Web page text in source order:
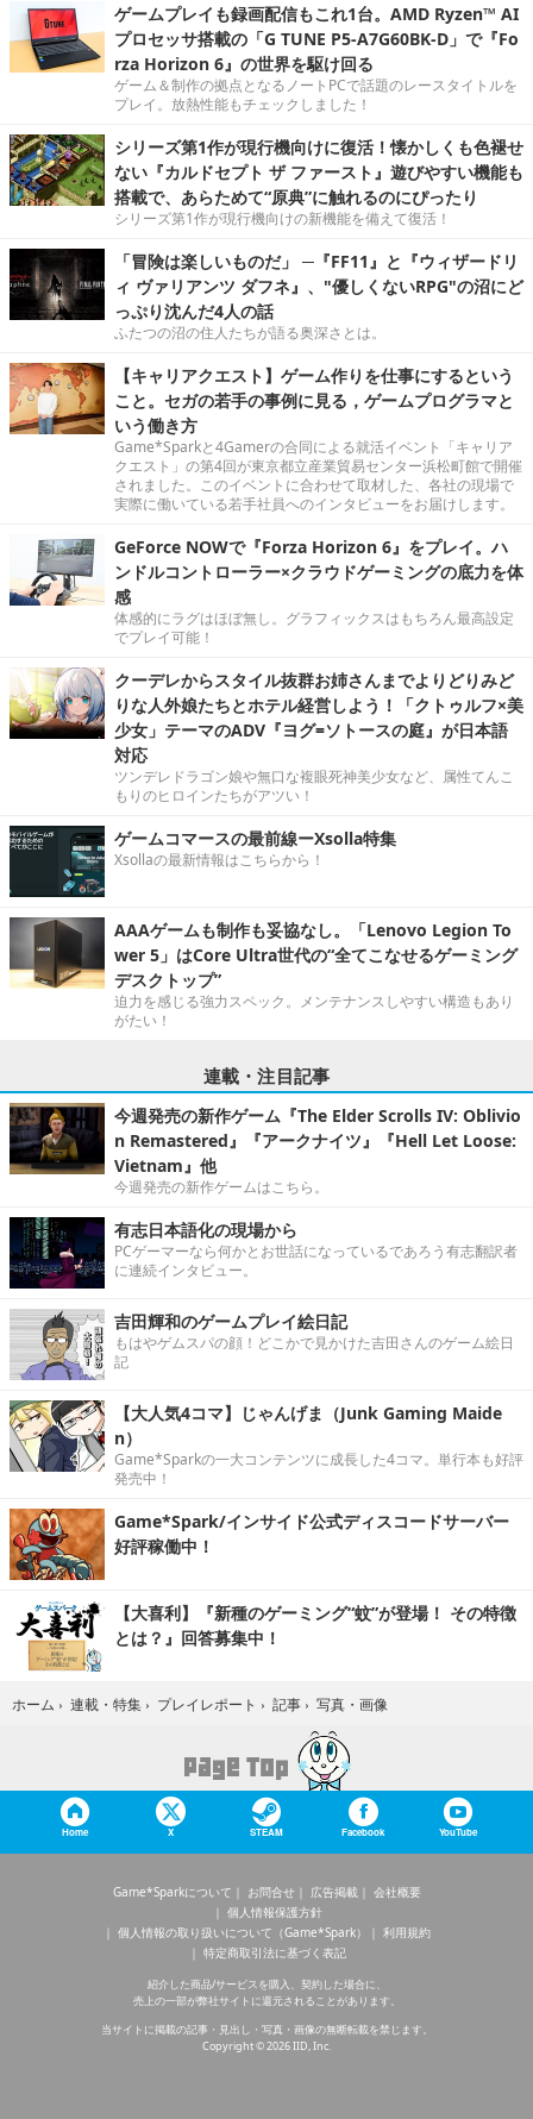
ゲームプレイも録画配信もこれ1台。AMD Ryzen™ AI
プロセッサ搭載の「G TUNE P5-A7G60BK-D」で『Fo
rza Horizon 6』の世界を駆け回る
ゲーム＆制作の拠点となるノートPCで話題のレースタイトルを
プレイ。放熱性能もチェックしました！
シリーズ第1作が現行機向けに復活！懐かしくも色褪せ
ない『カルドセプト ザ ファースト』遊びやすい機能も
搭載で、あらためて“原典”に触れるのにぴったり
シリーズ第1作が現行機向けの新機能を備えて復活！
「冒険は楽しいものだ」 ─『FF11』と『ウィザードリ
ィ ヴァリアンツ ダフネ』、"優しくないRPG"の沼にど
っぷり沈んだ4人の話
ふたつの沼の住人たちが語る奥深さとは。
【キャリアクエスト】ゲーム作りを仕事にするという
こと。セガの若手の事例に見る，ゲームプログラマと
いう働き方
Game*Sparkと4Gamerの合同による就活イベント「キャリア
クエスト」の第4回が東京都立産業貿易センター浜松町館で開催
されました。このイベントに合わせて取材した、各社の現場で
実際に働いている若手社員へのインタビューをお届けします。
GeForce NOWで『Forza Horizon 6』をプレイ。ハ
ンドルコントローラー×クラウドゲーミングの底力を体
感
体感的にラグはほぼ無し。グラフィックスはもちろん最高設定
でプレイ可能！
クーデレからスタイル抜群お姉さんまでよりどりみど
りな人外娘たちとホテル経営しよう！「クトゥルフ×美
少女」テーマのADV『ヨグ=ソトースの庭』が日本語
対応
ツンデレドラゴン娘や無口な複眼死神美少女など、属性てんこ
もりのヒロインたちがアツい！
ゲームコマースの最前線ーXsolla特集
Xsollaの最新情報はこちらから！
AAAゲームも制作も妥協なし。「Lenovo Legion To
wer 5」はCore Ultra世代の“全てこなせるゲーミング
デスクトップ”
迫力を感じる強力スペック。メンテナンスしやすい構造もあり
がたい！
連載・注目記事
今週発売の新作ゲーム『The Elder Scrolls IV: Oblivio
n Remastered』『アークナイツ』『Hell Let Loose:
Vietnam』他
今週発売の新作ゲームはこちら。
有志日本語化の現場から
PCゲーマーなら何かとお世話になっているであろう有志翻訳者
に連続インタビュー。
吉田輝和のゲームプレイ絵日記
もはやゲムスパの顔！どこかで見かけた吉田さんのゲーム絵日
記
【大人気4コマ】じゃんげま（Junk Gaming Maide
n）
Game*Sparkの一大コンテンツに成長した4コマ。単行本も好評
発売中！
Game*Spark/インサイド公式ディスコードサーバー
好評稼働中！
【大喜利】『新種のゲーミング“蚊”が登場！ その特徴
とは？』回答募集中！
ホーム › 連載・特集 › プレイレポート › 記事 › 写真・画像
Home X STEAM Facebook YouTube
Game*Sparkについて お問合せ 広告掲載
会社概要
個人情報保護方針
個人情報の取り扱いについて（Game*Spark）
利用規約
特定商取引法に基づく表記
紹介した商品/サービスを購入、契約した場合に、
売上の一部が弊社サイトに還元されることがあります。
当サイトに掲載の記事・見出し・写真・画像の無断転載を禁じます。
Copyright © 2026 IID, Inc.